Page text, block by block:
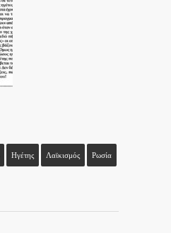
Ηγέτης Λαϊκισμός Ρωσία